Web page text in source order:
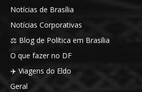
Notícias de Brasília
Notícias Corporativas
⚖️ Blog de Política em Brasília
O que fazer no DF
✈️ Viagens do Eldo
Geral